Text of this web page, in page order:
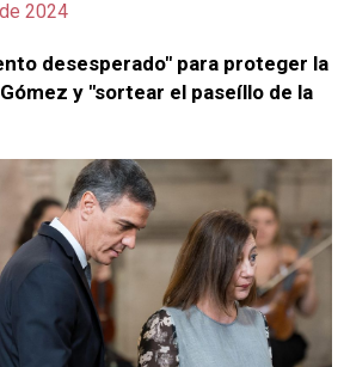
2024
desesperado" para proteger la
y "sortear el paseíllo de la